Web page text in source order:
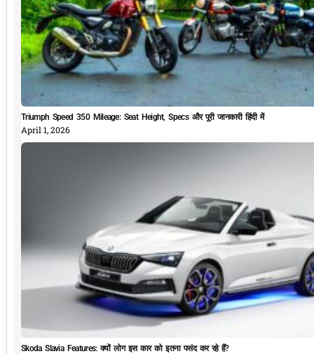
Triumph Speed 350 Mileage: Seat Height, Specs और पूरी जानकारी हिंदी में
April 1, 2026
Skoda Slavia Features: क्यों लोग इस कार को इतना पसंद कर रहे हैं?